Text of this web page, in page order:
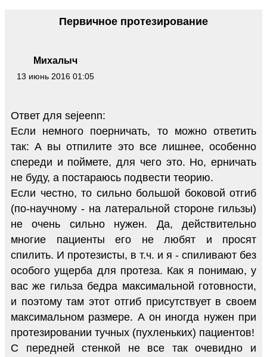
Михалыч
13 июнь 2016 01:05
Первичное протезирование
Ответ для sejeenn:
Если немного поерничать, то можно ответить
так: А вы отпилите это все лишнее, особенно
спереди и поймете, для чего это. Но, ерничать
не буду, а постараюсь подвести теорию.
Если честно, то сильно большой боковой отгиб
(по-научному - на латеральной стороне гильзы)
не очень сильно нужен. Да, действительно
многие пациенты его не любят и просят
спилить. И протезисты, в т.ч. и я - спиливают без
особого ущерба для протеза. Как я понимаю, у
вас же гильза бедра максимальной готовности,
и поэтому там этот отгиб присутствует в своем
максимальном размере. А он иногда нужен при
протезировании тучных (пухленьких) пациентов!
С передней стенкой не все так очевидно и